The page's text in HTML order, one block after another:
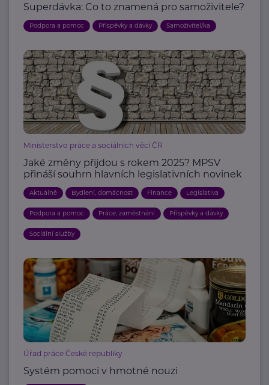
Superdávka: Co to znamená pro samoživitele?
Podpora a pomoc Příspěvky a dávky Samoživitel/ka
Ministerstvo práce a sociálních věcí ČR
Jaké změny přijdou s rokem 2025? MPSV
přináší souhrn hlavních legislativních novinek
Aktuálně Bydlení, domácnost Finance Legislativa
Podpora a pomoc Práce, zaměstnání Příspěvky a dávky
Sociální služby
Úřad práce České republiky
Systém pomoci v hmotné nouzi